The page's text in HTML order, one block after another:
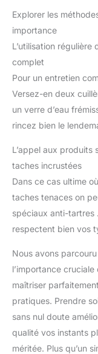
Explorer les
importance
L’utilisation
complet
Pour un entretien
Versez-en deux
un verre d’eau
rincez bien le
L’appel aux produits
taches incrustées
Dans ce cas ultime
taches tenaces on
spéciaux anti-tartres
respectent bien vos
Nous avons
l’importance
maîtriser
pratiques. Prendre
sans nul doute
qualité vos instants
méritée. Plus qu’un